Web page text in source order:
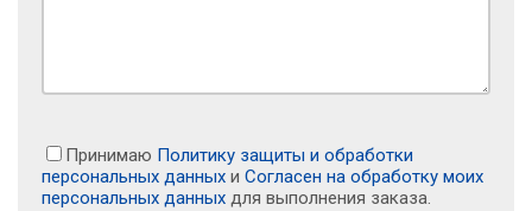
Принимаю Политику защиты и обработки
персональных данных и Согласен на обработку моих
персональных данных для выполнения заказа.